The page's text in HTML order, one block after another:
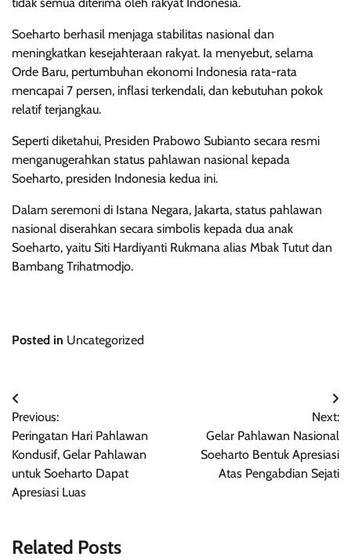
Soeharto berhasil menjaga stabilitas nasional dan
meningkatkan kesejahteraan rakyat. Ia menyebut, selama
Orde Baru, pertumbuhan ekonomi Indonesia rata-rata
mencapai 7 persen, inflasi terkendali, dan kebutuhan pokok
relatif terjangkau.
Seperti diketahui, Presiden Prabowo Subianto secara resmi
menganugerahkan status pahlawan nasional kepada
Soeharto, presiden Indonesia kedua ini.
Dalam seremoni di Istana Negara, Jakarta, status pahlawan
nasional diserahkan secara simbolis kepada dua anak
Soeharto, yaitu Siti Hardiyanti Rukmana alias Mbak Tutut dan
Bambang Trihatmodjo.
Reading
Posted in Uncategorized
Navigasi
pos
Previous:
Peringatan Hari Pahlawan
Kondusif, Gelar Pahlawan
untuk Soeharto Dapat
Apresiasi Luas
Next:
Gelar Pahlawan Nasional
Soeharto Bentuk Apresiasi
Atas Pengabdian Sejati
Related Posts